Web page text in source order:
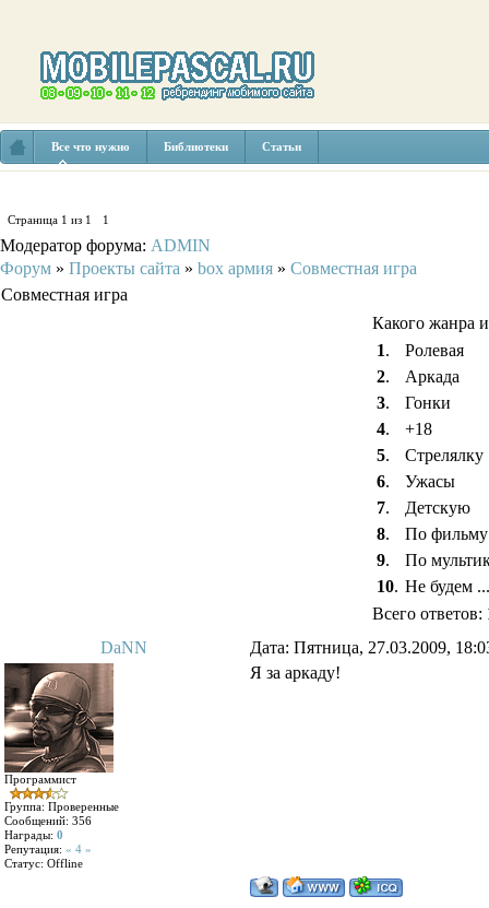
Все что нужно Библиотеки Статьи
Страница 1 из 1 1
Модератор форума: ADMIN
Форум » Проекты сайта » box армия » Совместная игра
Совместная игра
Какого жанра
1.
Ролевая
2.
Аркада
3.
Гонки
4.
+18
5.
Стрелялку
6.
Ужасы
7.
Детскую
8.
По фильму
9.
По
10. Не будем ...
Всего ответов:
DaNN
Дата: Пятница, 27.03.2009,
Программист
Группа: Проверенные
Сообщений: 356
Награды: 0
Репутация: « 4 »
Статус: Offline
Я за аркаду!